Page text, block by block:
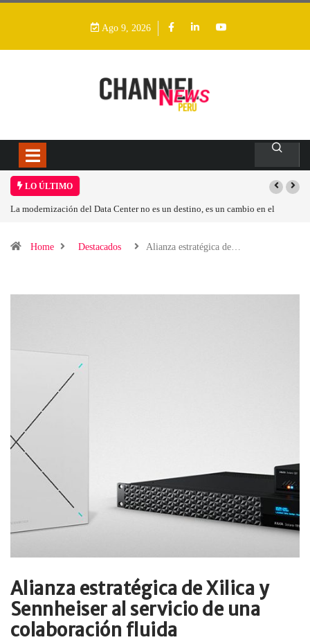
Ago 9, 2026
LO ÚLTIMO
La modernización del Data Center no es un destino, es un cambio en el
Home
Destacados Alianza estratégica de…
Alianza estratégica de Xilica y
Sennheiser al servicio de una
colaboración fluida